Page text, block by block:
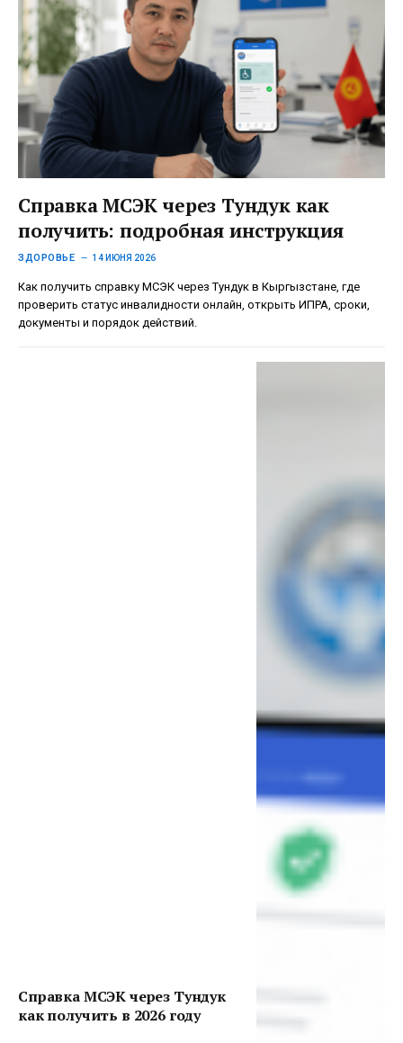
Справка МСЭК через Тундук как
получить: подробная инструкция
ЗДОРОВЬЕ 14 ИЮНЯ 2026
Как получить справку МСЭК через Тундук в Кыргызстане, где
проверить статус инвалидности онлайн, открыть ИПРА, сроки,
документы и порядок действий.
Справка МСЭК через Тундук
как получить в 2026 году